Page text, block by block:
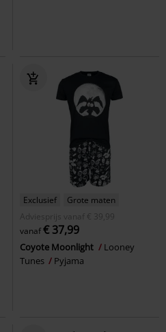
Exclusief
Grote maten
Adviesprijs
vanaf € 39,99
vanaf€ 37,99
Coyote Moonlight
Looney
Tunes
Pyjama